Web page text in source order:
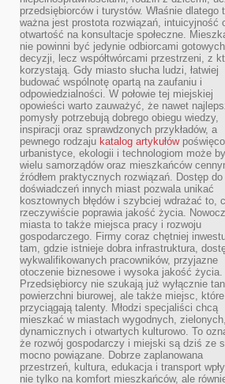
przedsiębiorców i turystów. Właśnie dlatego
ważna jest prostota rozwiązań, intuicyjność
otwartość na konsultacje społeczne.
nie powinni być jedynie odbiorcami gotowych
decyzji, lecz współtwórcami przestrzeni, z
korzystają. Gdy miasto słucha ludzi, łatwiej
budować wspólnotę opartą na zaufaniu i
odpowiedzialności. W połowie tej miejskiej
opowieści warto zauważyć, że nawet
pomysły potrzebują dobrego obiegu wiedzy,
inspiracji oraz sprawdzonych przykładów, a
pewnego rodzaju katalog artykułów
urbanistyce, ekologii i technologiom może
wielu samorządów oraz mieszkańców
źródłem praktycznych rozwiązań. Dostęp do
doświadczeń innych miast pozwala unikać
kosztownych błędów i szybciej wdrażać to,
rzeczywiście poprawia jakość życia.
miasta to także miejsca pracy i rozwoju
gospodarczego. Firmy coraz chętniej
tam, gdzie istnieje dobra infrastruktura,
wykwalifikowanych pracowników, przyjazne
otoczenie biznesowe i wysoka jakość życia.
Przedsiębiorcy nie szukają już wyłącznie
powierzchni biurowej, ale także miejsc, które
przyciągają talenty. Młodzi specjaliści chcą
mieszkać w miastach wygodnych, zielonych,
dynamicznych i otwartych kulturowo. To
że rozwój gospodarczy i miejski są dziś ze
mocno powiązane. Dobrze zaplanowana
przestrzeń, kultura, edukacja i transport
nie tylko na komfort mieszkańców, ale